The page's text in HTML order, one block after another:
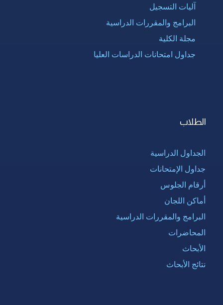
آليات التسجيل
البرامج والمقررات الدراسية
مجلة الكلية
جداول امتحانات الدراسات العليا
الطلاب
الجداول الدراسية
جداول الإمتحانات
أرقام الجلوس
أماكن اللجان
البرامج والمقررات الدراسية
المحاضرات
الأبحاث
نتائج الأبحاث